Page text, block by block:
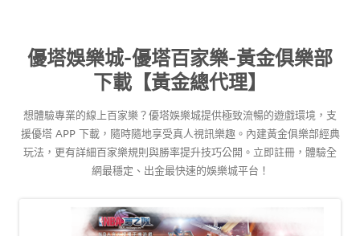
優塔娛樂城-優塔百家樂-黃金俱樂部
下載【黃金總代理】
想體驗專業的線上百家樂？優塔娛樂城提供極致流暢的遊戲環境，支
援優塔 APP 下載，隨時隨地享受真人視訊樂趣。內建黃金俱樂部經典
玩法，更有詳細百家樂規則與勝率提升技巧公開。立即註冊，體驗全
網最穩定、出金最快速的娛樂城平台！